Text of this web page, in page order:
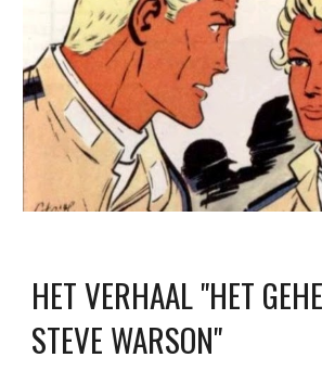
HET VERHAAL "HET
STEVE WARSON"